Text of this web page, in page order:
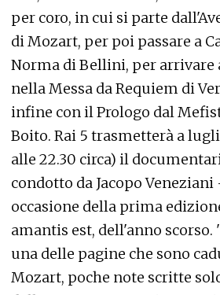
per coro, in cui si parte
di Mozart, per poi passare a
Norma di Bellini, per arrivare
nella Messa da Requiem di
infine con il Prologo dal
Boito. Rai 5 trasmetterà a
alle 22.30 circa) il
condotto da Jacopo
occasione della prima
amantis est, dell'anno scorso.
una delle pagine che sono
Mozart, poche note scritte